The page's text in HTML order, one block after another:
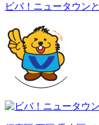
ビバ！ニュータウン